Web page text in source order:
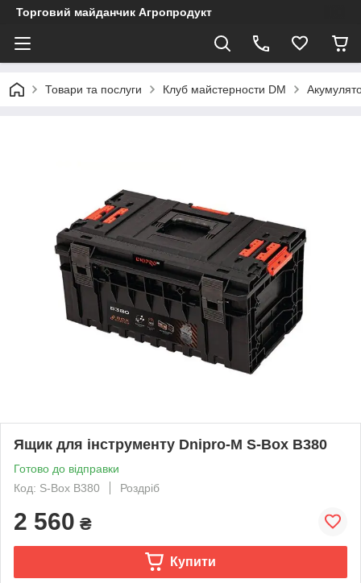
Торговий майданчик Агропродукт
Товари та послуги Клуб майстерности DM
Ящик для інструменту Dnipro-M S-Box B380
Готово до відправки
Код: S-Box B380
Роздріб
2 560 ₴
Купити